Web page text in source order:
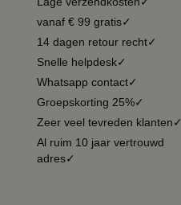
vanaf € 99 gratis✓
14 dagen retour recht✓
Snelle helpdesk✓
Whatsapp contact✓
Groepskorting 25%✓
Zeer veel tevreden klanten✓
Al ruim 10 jaar vertrouwd
adres✓